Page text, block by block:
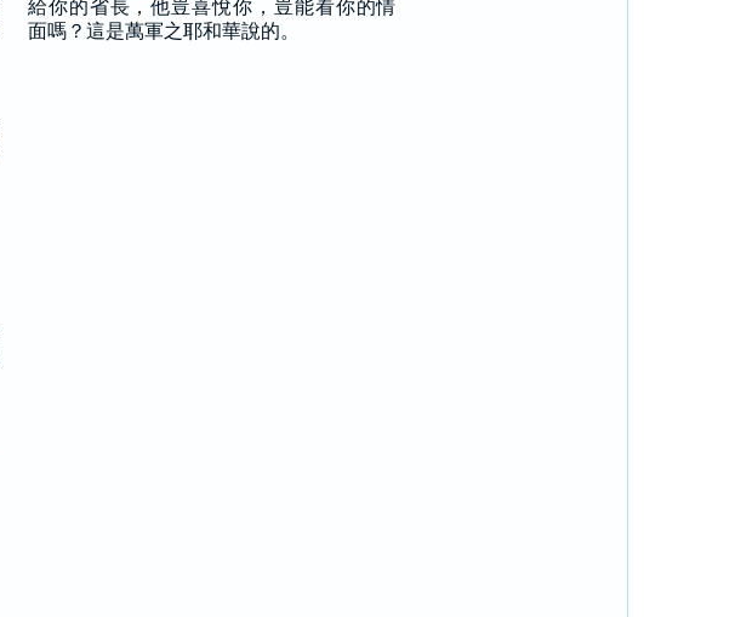
給你的省長，他豈喜悅你，豈能看你的情
面嗎？這是萬軍之耶和華說的。